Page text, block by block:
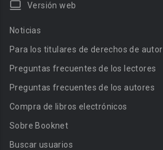
Versión web
Noticias
Para los titulares de derechos de autor
Preguntas frecuentes de los lectores
Preguntas frecuentes de los autores
Compra de libros electrónicos
Sobre Booknet
Buscar usuarios